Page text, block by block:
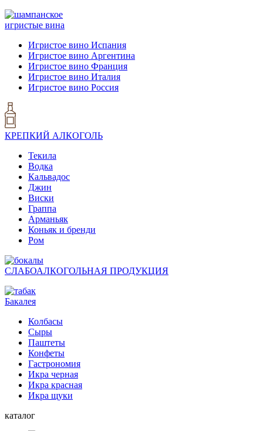
игристые вина
Игристое вино Испания
Игристое вино Аргентина
Игристое вино Франция
Игристое вино Италия
Игристое вино Россия
КРЕПКИЙ АЛКОГОЛЬ
Текила
Водка
Кальвадос
Джин
Виски
Граппа
Арманьяк
Коньяк и бренди
Ром
СЛАБОАЛКОГОЛЬНАЯ ПРОДУКЦИЯ
Бакалея
Колбасы
Сыры
Паштеты
Конфеты
Гастрономия
Икра черная
Икра красная
Икра щуки
каталог